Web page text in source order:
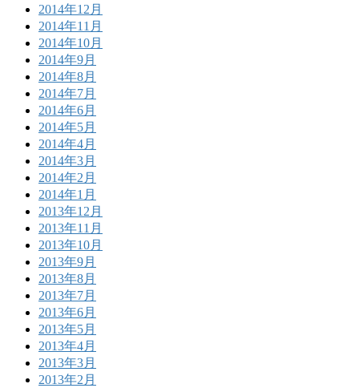
2014年12月
2014年11月
2014年10月
2014年9月
2014年8月
2014年7月
2014年6月
2014年5月
2014年4月
2014年3月
2014年2月
2014年1月
2013年12月
2013年11月
2013年10月
2013年9月
2013年8月
2013年7月
2013年6月
2013年5月
2013年4月
2013年3月
2013年2月